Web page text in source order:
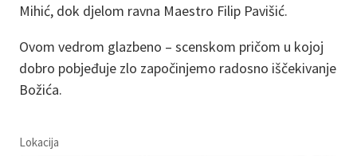
Mihić, dok djelom ravna Maestro Filip Pavišić.
Ovom vedrom glazbeno – scenskom pričom u kojoj
dobro pobjeđuje zlo započinjemo radosno iščekivanje
Božića.
Lokacija